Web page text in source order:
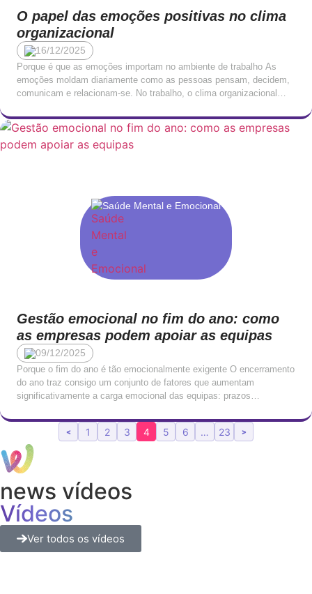
O papel das emoções positivas no clima
organizacional
16/12/2025
Porque é que as emoções importam no ambiente de trabalho As
emoções moldam diariamente como as pessoas pensam, decidem,
comunicam e relacionam-se. No trabalho, o clima organizacional
desempenho individual como a dinâmica coletiva. Quando as
emoções positivas são estimuladas, as equipas tendem a criar
ambientes mais […]
Saúde Mental e Emocional
Gestão emocional no fim do ano: como
as empresas podem apoiar as equipas
09/12/2025
Porque o fim do ano é tão emocionalmente exigente O encerramento
do ano traz consigo um conjunto de fatores que aumentam
significativamente a carga emocional das equipas: prazos
familiares, maior pressão de decisões e o cansaço natural após
meses intensos de trabalho.Segundo a Euronews Worklife, os níveis
de stress dos […]
< 1 2 3 4 5 6 … 23 >
news vídeos
Vídeos
Ver todos os vídeos